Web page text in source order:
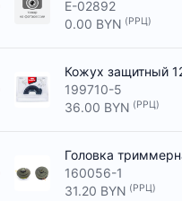
E-02892
0.00 BYN (РРЦ)
Кожух защитный
199710-5
36.00 BYN (РРЦ)
Головка
160056-1
31.20 BYN (РРЦ)